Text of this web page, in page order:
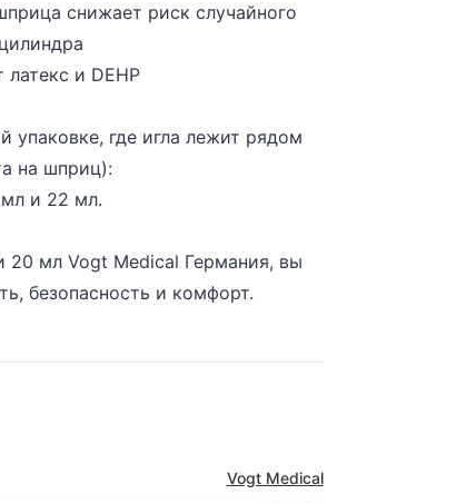
снижает риск случайного
и DEHP
упаковке, где игла лежит рядом
на шприц):
и 22 мл.
20 мл Vogt Medical Германия, вы
безопасность и комфорт.
Vogt Medical